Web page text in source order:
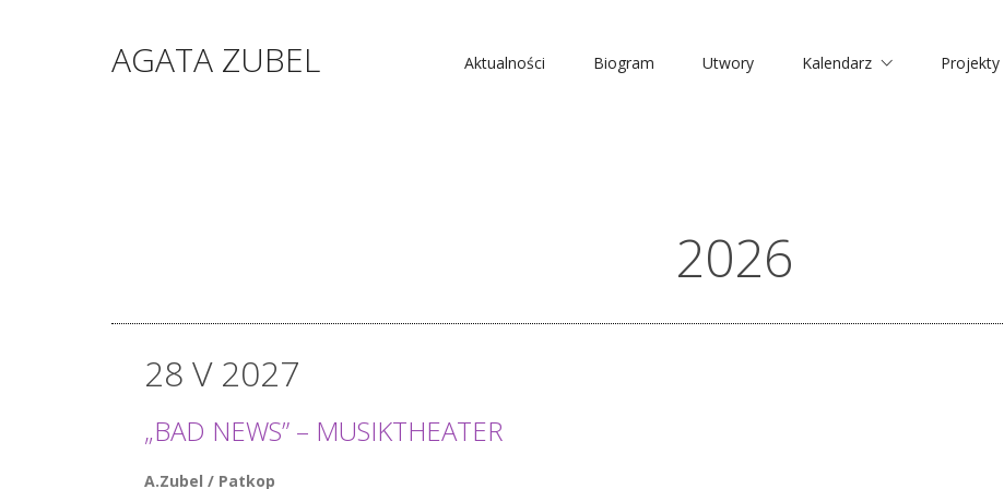
AGATA ZUBEL Aktualności Biogram Utwory Kalendarz Projekty
2026
28 V 2027
„BAD NEWS” – MUSIKTHEATER
A.Zubel / Patkop